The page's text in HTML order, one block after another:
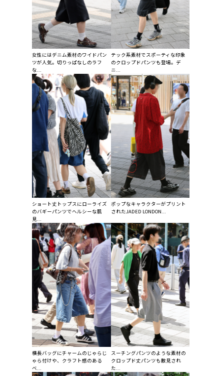
女性にはデニム素材のワイドパン
ツが人気。切りっぱなしのラフ
な...
テック系素材でスポーティな印象
のクロップドパンツも登場。デ
ニ...
ショート丈トップスにローライズ
のバギーパンツでヘルシーな肌
見...
ポップなキャラクターがプリント
されたJADED LONDON...
横長バッグにチャームのじゃらじ
ゃら付けや、クラフト感のある
ベ...
スーチングパンツのような素材の
クロップド丈パンツも散見され
た...